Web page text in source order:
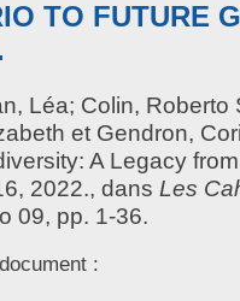
TO FUTURE
Léa; Colin, Roberto
et Gendron,
A Legacy
2022., dans Les
09, pp. 1-36.
: